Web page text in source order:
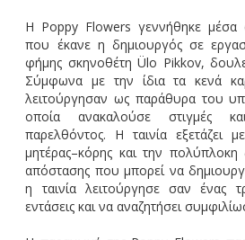
Η Poppy Flowers γεννήθηκε μέσα
που έκανε η δημιουργός σε
φήμης σκηνοθέτη Ülo Pikkov,
Σύμφωνα με την ίδια τα κενά
λειτούργησαν ως παράθυρα του
οποία ανακαλούσε στιγμές
παρελθόντος. Η ταινία εξετάζει
μητέρας–κόρης και την
απόστασης που μπορεί να
η ταινία λειτούργησε σαν ένας
εντάσεις και να αναζητήσει